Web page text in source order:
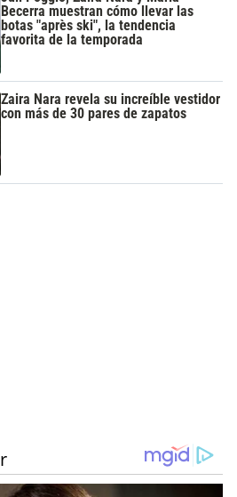
Becerra muestran cómo llevar las
botas "après ski", la tendencia
favorita de la temporada
Zaira Nara revela su increíble vestidor
con más de 30 pares de zapatos